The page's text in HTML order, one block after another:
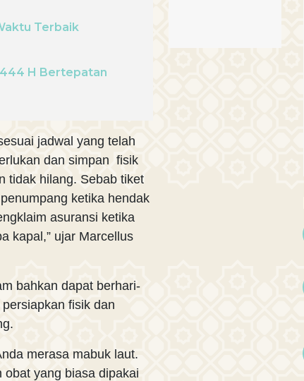
Terbaik
H Bertepatan
jadwal yang telah
dan simpan fisik
tidak hilang. Sebab tiket
ketika hendak
asuransi ketika
kapal,” ujar Marcellus
bahkan dapat berhari-
fisik dan
merasa mabuk laut.
obat yang biasa dipakai